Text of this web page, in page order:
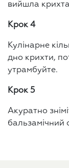
вийшла
Крок 4
Кулінарне
дно крихти,
утрамбуйте.
Крок 5
Акуратно
бальзамічний